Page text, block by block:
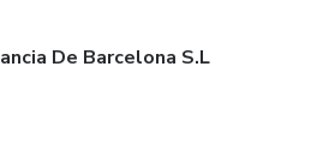
De Barcelona S.L